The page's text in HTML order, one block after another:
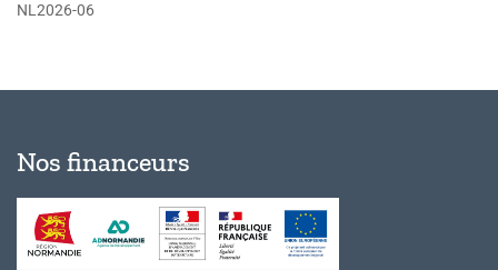
NL2026-06
Nos financeurs